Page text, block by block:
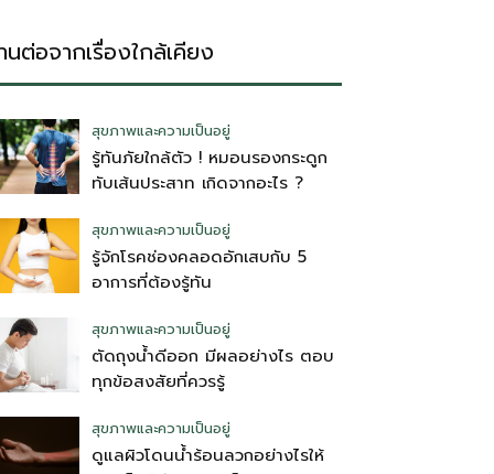
นต่อจากเรื่องใกล้เคียง
สุขภาพและความเป็นอยู่
รู้ทันภัยใกล้ตัว ! หมอนรองกระดูก
ทับเส้นประสาท เกิดจากอะไร ?
สุขภาพและความเป็นอยู่
รู้จักโรคช่องคลอดอักเสบกับ 5
อาการที่ต้องรู้ทัน
สุขภาพและความเป็นอยู่
ตัดถุงน้ําดีออก มีผลอย่างไร ตอบ
ทุกข้อสงสัยที่ควรรู้
สุขภาพและความเป็นอยู่
ดูแลผิวโดนน้ำร้อนลวกอย่างไรให้